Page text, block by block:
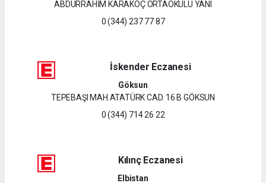
ABDURRAHİM KARAKOÇ ORTAOKULU YANI
0 (344) 237 77 87
İskender Eczanesi
Göksun
TEPEBAŞI MAH.ATATÜRK CAD. 16 B GÖKSUN
0 (344) 714 26 22
Kılınç Eczanesi
Elbistan